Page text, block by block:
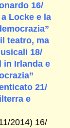
16/
Locke e la
teatro, ma
18/
in Irlanda e
21/
e
2014) 16/